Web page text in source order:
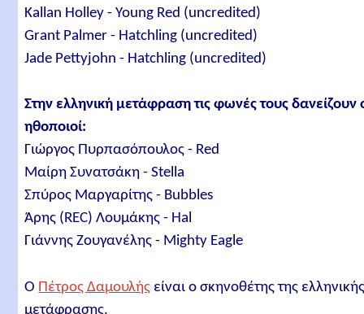
Kallan Holley - Young Red (uncredited)
Grant Palmer - Hatchling (uncredited)
Jade Pettyjohn - Hatchling (uncredited)
Στην ελληνική μετάφραση τις φωνές τους δανείζουν
ηθοποιοί:
Γιώργος Πυρπασόπουλος - Red
Μαίρη Συνατσάκη - Stella
Σπύρος Μαργαρίτης - Bubbles
Άρης (REC) Λουμάκης - Hal
Γιάννης Ζουγανέλης - Mighty Eagle
Ο Πέτρος Δαμουλής είναι ο σκηνοθέτης της
μετάφρασης.